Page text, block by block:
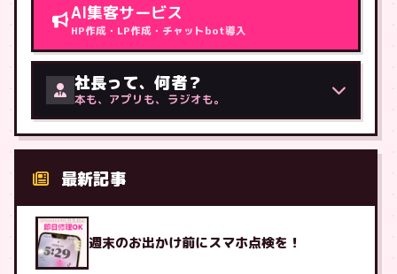
AI集客サービス
HP作成・LP作成・チャットbot導入
社長って、何者？
本も、アプリも、ラジオも。
最新記事
週末のお出かけ前にスマホ点検を！